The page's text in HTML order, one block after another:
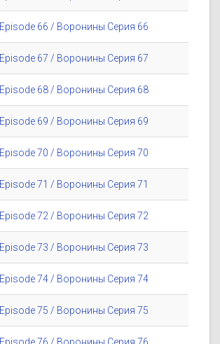
66 / Воронины Серия 66
67 / Воронины Серия 67
68 / Воронины Серия 68
69 / Воронины Серия 69
70 / Воронины Серия 70
71 / Воронины Серия 71
72 / Воронины Серия 72
73 / Воронины Серия 73
74 / Воронины Серия 74
75 / Воронины Серия 75